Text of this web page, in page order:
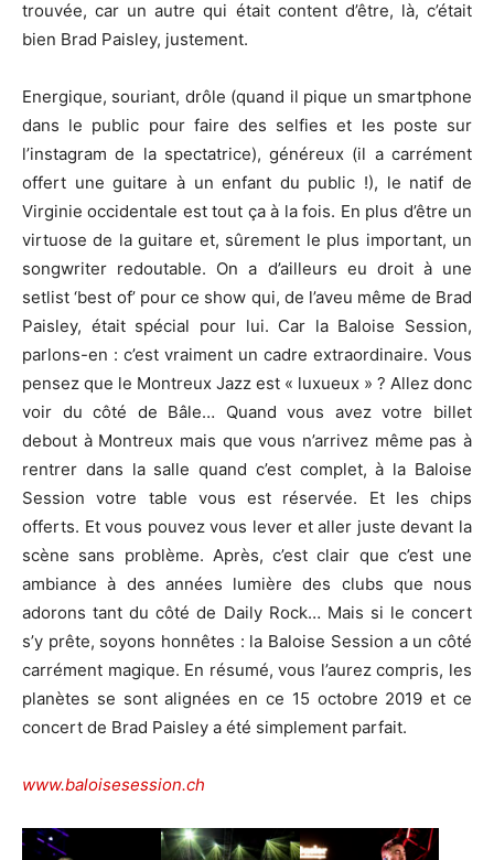
trouvée, car un autre qui était content d’être, là, c’était
bien Brad Paisley, justement.
Energique, souriant, drôle (quand il pique un smartphone
dans le public pour faire des selfies et les poste sur
l’instagram de la spectatrice), généreux (il a carrément
offert une guitare à un enfant du public !), le natif de
Virginie occidentale est tout ça à la fois. En plus d’être un
virtuose de la guitare et, sûrement le plus important, un
songwriter redoutable. On a d’ailleurs eu droit à une
setlist ‘best of’ pour ce show qui, de l’aveu même de Brad
Paisley, était spécial pour lui. Car la Baloise Session,
parlons-en : c’est vraiment un cadre extraordinaire. Vous
pensez que le Montreux Jazz est « luxueux » ? Allez donc
voir du côté de Bâle… Quand vous avez votre billet
debout à Montreux mais que vous n’arrivez même pas à
rentrer dans la salle quand c’est complet, à la Baloise
Session votre table vous est réservée. Et les chips
offerts. Et vous pouvez vous lever et aller juste devant la
scène sans problème. Après, c’est clair que c’est une
ambiance à des années lumière des clubs que nous
adorons tant du côté de Daily Rock… Mais si le concert
s’y prête, soyons honnêtes : la Baloise Session a un côté
carrément magique. En résumé, vous l’aurez compris, les
planètes se sont alignées en ce 15 octobre 2019 et ce
concert de Brad Paisley a été simplement parfait.
www.baloisesession.ch